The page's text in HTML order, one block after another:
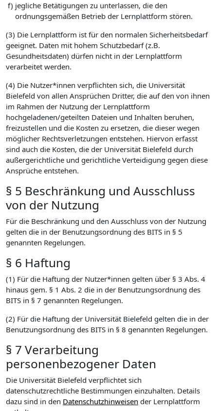
f) jegliche Betätigungen zu unterlassen, die den
ordnungsgemäßen Betrieb der Lernplattform stören.
(3) Die Lernplattform ist für den normalen Sicherheitsbedarf
geeignet. Daten mit hohem Schutzbedarf (z.B.
Gesundheitsdaten) dürfen nicht in der Lernplattform
verarbeitet werden.
(4) Die Nutzer*innen verpflichten sich, die Universität
Bielefeld von allen Ansprüchen Dritter, die auf den von ihnen
im Rahmen der Nutzung der Lernplattform
hochgeladenen/geteilten Dateien und Inhalten beruhen,
freizustellen und die Kosten zu ersetzen, die dieser wegen
möglicher Rechtsverletzungen entstehen. Hiervon erfasst
sind auch die Kosten, die der Universität Bielefeld durch
außergerichtliche und gerichtliche Verteidigung gegen diese
Ansprüche entstehen.
§ 5 Beschränkung und Ausschluss
von der Nutzung
Für die Beschränkung und den Ausschluss von der Nutzung
gelten die in der Benutzungsordnung des BITS in § 5
genannten Regelungen.
§ 6 Haftung
(1) Für die Haftung der Nutzer*innen gelten über § 3 Abs. 4
hinaus gem. § 1 Abs. 2 die in der Benutzungsordnung des
BITS in § 7 genannten Regelungen.
(2) Für die Haftung der Universität Bielefeld gelten die in der
Benutzungsordnung des BITS in § 8 genannten Regelungen.
§ 7 Verarbeitung
personenbezogener Daten
Die Universität Bielefeld verpflichtet sich
datenschutzrechtliche Bestimmungen einzuhalten. Details
dazu sind in den Datenschutzhinweisen der Lernplattform